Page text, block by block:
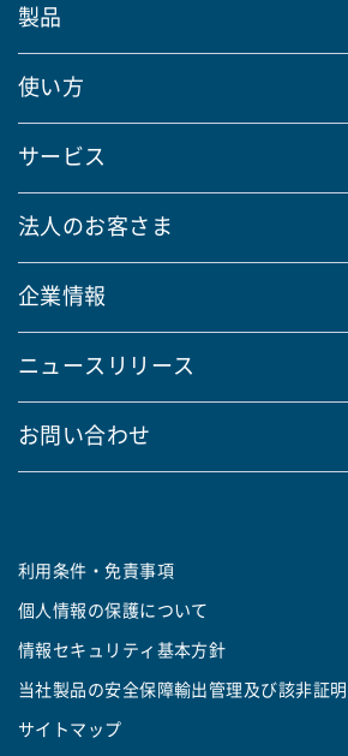
製品
使い方
サービス
法人のお客さま
企業情報
ニュースリリース
お問い合わせ
利用条件・免責事項
個人情報の保護について
情報セキュリティ基本方針
当社製品の安全保障輸出管理及び該非証
サイトマップ